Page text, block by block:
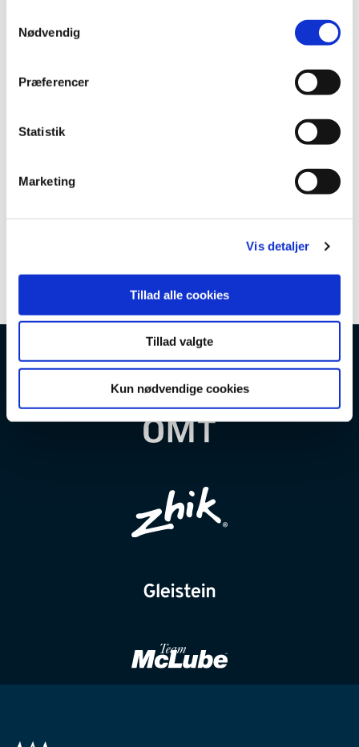
Nødvendig
Præferencer
Statistik
Marketing
Vis detaljer
Tillad alle cookies
Tillad valgte
Kun nødvendige cookies